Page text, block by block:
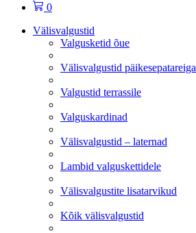
0
Välisvalgustid
Valgusketid õue
Välisvalgustid päikesepatareiga
Valgustid terrassile
Valguskardinad
Välisvalgustid – laternad
Lambid valguskettidele
Välisvalgustite lisatarvikud
Kõik välisvalgustid